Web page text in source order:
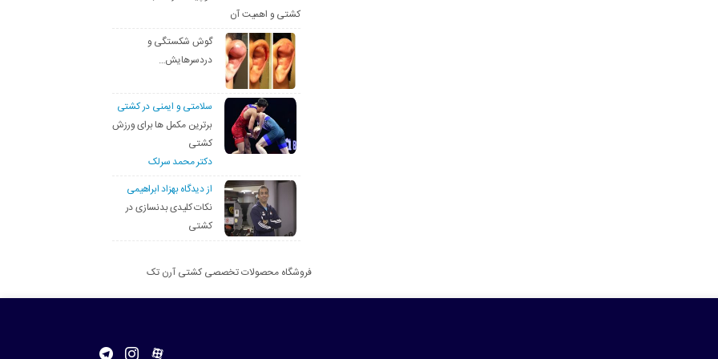
کشتی و اهمیت آن
گوش شکستگی و
دردسرهایش…
سلامتی و ایمنی در کشتی
برترین مکمل ها برای ورزش
کشتی
دکتر محمد سرلک
از دیدگاه بهزاد ابراهیمی
نکات کلیدی بدنسازی در
کشتی
فروشگاه محصولات تخصصی کشتی آرن تک